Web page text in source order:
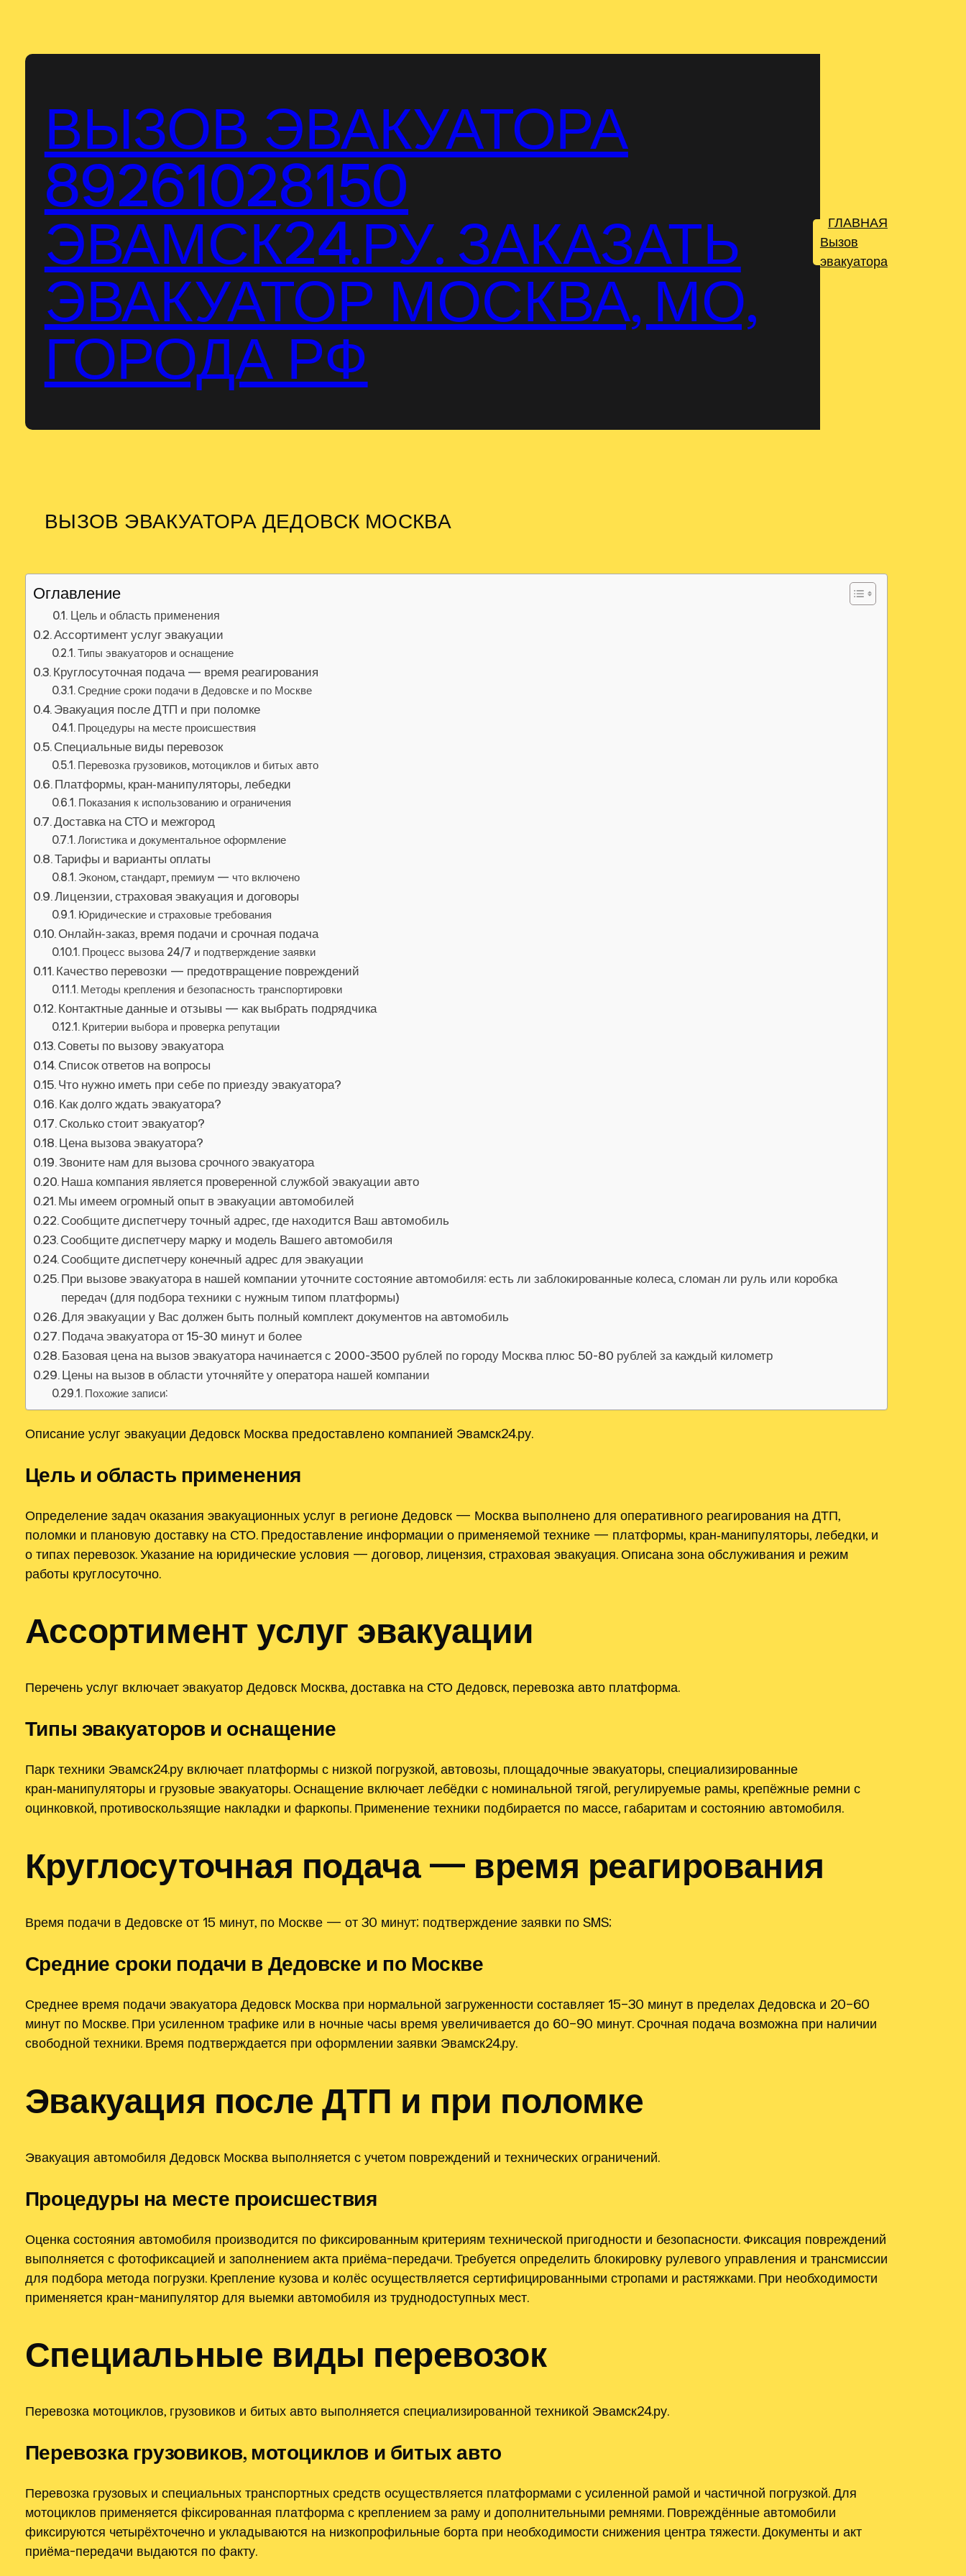
содержимому
ВЫЗОВ ЭВАКУАТОРА
89261028150
ЭВАМСК24.РУ. ЗАКАЗАТЬ
ЭВАКУАТОР МОСКВА, МО,
ГОРОДА РФ
ГЛАВНАЯ
Вызов
эвакуатора
ВЫЗОВ ЭВАКУАТОРА ДЕДОВСК МОСКВА
Оглавление
Цель и область применения
Ассортимент услуг эвакуации
Типы эвакуаторов и оснащение
Круглосуточная подача — время реагирования
Средние сроки подачи в Дедовске и по Москве
Эвакуация после ДТП и при поломке
Процедуры на месте происшествия
Специальные виды перевозок
Перевозка грузовиков, мотоциклов и битых авто
Платформы, кран‑манипуляторы, лебедки
Показания к использованию и ограничения
Доставка на СТО и межгород
Логистика и документальное оформление
Тарифы и варианты оплаты
Эконом, стандарт, премиум — что включено
Лицензии, страховая эвакуация и договоры
Юридические и страховые требования
Онлайн‑заказ, время подачи и срочная подача
Процесс вызова 24/7 и подтверждение заявки
Качество перевозки — предотвращение повреждений
Методы крепления и безопасность транспортировки
Контактные данные и отзывы — как выбрать подрядчика
Критерии выбора и проверка репутации
Советы по вызову эвакуатора
Список ответов на вопросы
Что нужно иметь при себе по приезду эвакуатора?
Как долго ждать эвакуатора?
Сколько стоит эвакуатор?
Цена вызова эвакуатора?
Звоните нам для вызова срочного эвакуатора
Наша компания является проверенной службой эвакуации авто
Мы имеем огромный опыт в эвакуации автомобилей
Сообщите диспетчеру точный адрес, где находится Ваш автомобиль
Сообщите диспетчеру марку и модель Вашего автомобиля
Сообщите диспетчеру конечный адрес для эвакуации
При вызове эвакуатора в нашей компании уточните состояние автомобиля: есть ли заблокированные колеса, сломан ли руль или коробка
передач (для подбора техники с нужным типом платформы)
Для эвакуации у Вас должен быть полный комплект документов на автомобиль
Подача эвакуатора от 15-30 минут и более
Базовая цена на вызов эвакуатора начинается с 2000-3500 рублей по городу Москва плюс 50-80 рублей за каждый километр
Цены на вызов в области уточняйте у оператора нашей компании
Похожие записи:
Описание услуг эвакуации Дедовск Москва предоставлено компанией Эвамск24.ру.
Цель и область применения
Определение задач оказания эвакуационных услуг в регионе Дедовск — Москва выполнено для оперативного реагирования на ДТП,
поломки и плановую доставку на СТО. Предоставление информации о применяемой технике — платформы, кран‑манипуляторы, лебедки, и
о типах перевозок. Указание на юридические условия — договор, лицензия, страховая эвакуация. Описана зона обслуживания и режим
работы круглосуточно.
Ассортимент услуг эвакуации
Перечень услуг включает эвакуатор Дедовск Москва, доставка на СТО Дедовск, перевозка авто платформа.
Типы эвакуаторов и оснащение
Парк техники Эвамск24.ру включает платформы с низкой погрузкой, автовозы, площадочные эвакуаторы, специализированные
кран‑манипуляторы и грузовые эвакуаторы. Оснащение включает лебёдки с номинальной тягой, регулируемые рамы, крепёжные ремни с
оцинковкой, противоскользящие накладки и фаркопы. Применение техники подбирается по массе, габаритам и состоянию автомобиля.
Круглосуточная подача — время реагирования
Время подачи в Дедовске от 15 минут, по Москве — от 30 минут; подтверждение заявки по SMS;
Средние сроки подачи в Дедовске и по Москве
Среднее время подачи эвакуатора Дедовск Москва при нормальной загруженности составляет 15–30 минут в пределах Дедовска и 20–60
минут по Москве. При усиленном трафике или в ночные часы время увеличивается до 60–90 минут. Срочная подача возможна при наличии
свободной техники. Время подтверждается при оформлении заявки Эвамск24.ру.
Эвакуация после ДТП и при поломке
Эвакуация автомобиля Дедовск Москва выполняется с учетом повреждений и технических ограничений.
Процедуры на месте происшествия
Оценка состояния автомобиля производится по фиксированным критериям технической пригодности и безопасности. Фиксация повреждений
выполняется с фотофиксацией и заполнением акта приёма-передачи. Требуется определить блокировку рулевого управления и трансмиссии
для подбора метода погрузки. Крепление кузова и колёс осуществляется сертифицированными стропами и растяжками. При необходимости
применяется кран-манипулятор для выемки автомобиля из труднодоступных мест.
Специальные виды перевозок
Перевозка мотоциклов, грузовиков и битых авто выполняется специализированной техникой Эвамск24.ру.
Перевозка грузовиков, мотоциклов и битых авто
Перевозка грузовых и специальных транспортных средств осуществляется платформами с усиленной рамой и частичной погрузкой. Для
мотоциклов применяется фіксированная платформа с креплением за раму и дополнительными ремнями. Повреждённые автомобили
фиксируются четырёхточечно и укладываются на низкопрофильные борта при необходимости снижения центра тяжести. Документы и акт
приёма-передачи выдаются по факту.